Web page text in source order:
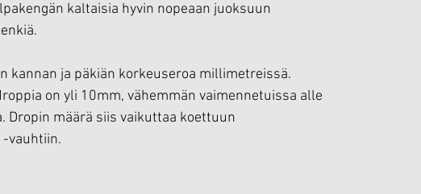
kaltaisia hyvin nopeaan juoksuun
kannan ja päkiän korkeuseroa millimetreissä.
on yli 10mm, vähemmän vaimennetuissa alle
Dropin määrä siis vaikuttaa koettuun
vauhtiin.